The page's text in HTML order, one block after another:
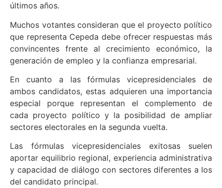
últimos años.
Muchos votantes consideran que el proyecto político
que representa Cepeda debe ofrecer respuestas más
convincentes frente al crecimiento económico, la
generación de empleo y la confianza empresarial.
En cuanto a las fórmulas vicepresidenciales de
ambos candidatos, estas adquieren una importancia
especial porque representan el complemento de
cada proyecto político y la posibilidad de ampliar
sectores electorales en la segunda vuelta.
Las fórmulas vicepresidenciales exitosas suelen
aportar equilibrio regional, experiencia administrativa
y capacidad de diálogo con sectores diferentes a los
del candidato principal.